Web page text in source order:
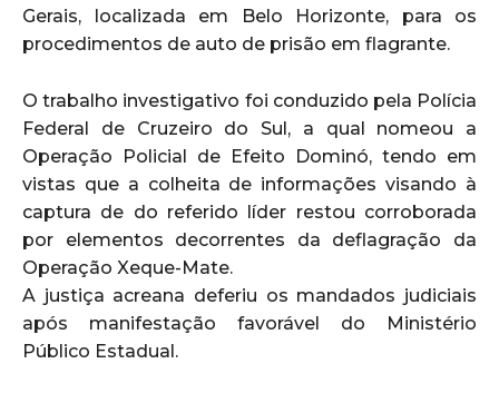
Gerais, localizada em Belo Horizonte, para os
procedimentos de auto de prisão em flagrante.
O trabalho investigativo foi conduzido pela Polícia
Federal de Cruzeiro do Sul, a qual nomeou a
Operação Policial de Efeito Dominó, tendo em
vistas que a colheita de informações visando à
captura de do referido líder restou corroborada
por elementos decorrentes da deflagração da
Operação Xeque-Mate.
A justiça acreana deferiu os mandados judiciais
após manifestação favorável do Ministério
Público Estadual.